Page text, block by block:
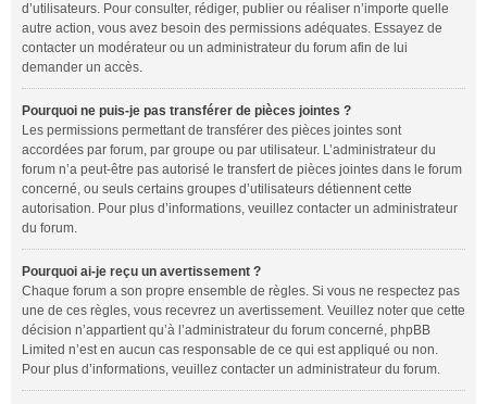
d’utilisateurs. Pour consulter, rédiger, publier ou réaliser n’importe quelle
autre action, vous avez besoin des permissions adéquates. Essayez de
contacter un modérateur ou un administrateur du forum afin de lui
demander un accès.
Pourquoi ne puis-je pas transférer de pièces jointes ?
Les permissions permettant de transférer des pièces jointes sont
accordées par forum, par groupe ou par utilisateur. L’administrateur du
forum n’a peut-être pas autorisé le transfert de pièces jointes dans le forum
concerné, ou seuls certains groupes d’utilisateurs détiennent cette
autorisation. Pour plus d’informations, veuillez contacter un administrateur
du forum.
Pourquoi ai-je reçu un avertissement ?
Chaque forum a son propre ensemble de règles. Si vous ne respectez pas
une de ces règles, vous recevrez un avertissement. Veuillez noter que cette
décision n’appartient qu’à l’administrateur du forum concerné, phpBB
Limited n’est en aucun cas responsable de ce qui est appliqué ou non.
Pour plus d’informations, veuillez contacter un administrateur du forum.